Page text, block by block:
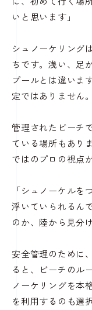
いと思います」
シュノーケリング
ちです。浅い、足
プールとは違いま
定ではありません。
管理されたビーチ
ている場所もあり
ではのプロの視点
「シュノーケルを
浮いていられるん
のか、陸から見分
安全管理のために
ると、ビーチのル
ノーケリングを本
を利用するのも選